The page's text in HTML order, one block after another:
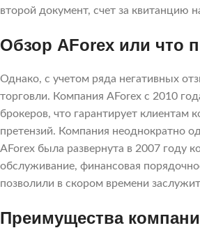
второй документ, счет за квитанцию
Обзор AForex или что
Однако, с учетом ряда негативных
торговли. Компания AForex с 2010
брокеров, что гарантирует клиентам
претензий. Компания неоднократно
AForex была развернута в 2007 году
обслуживание, финансовая
позволили в скором времени
Преимущества